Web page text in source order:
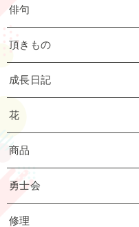
俳句
頂きもの
成長日記
花
商品
勇士会
修理